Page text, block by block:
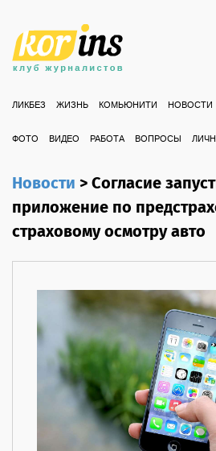
ЛИКБЕЗ ЖИЗНЬ КОМЬЮНИТИ НОВОСТИ
ФОТО ВИДЕО РАБОТА ВОПРОСЫ
Новости>Согласие
приложение по
страховому осмотру авто